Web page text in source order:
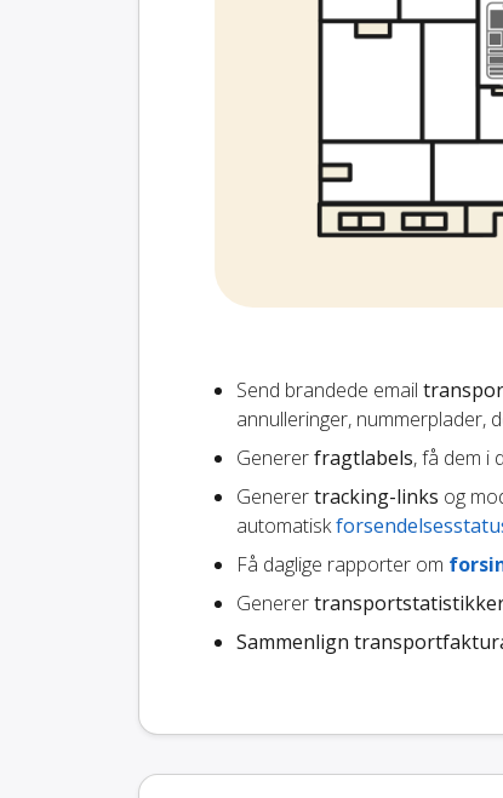
Send brandede email
annulleringer, nummerplader,
Genererfragtlabels, få dem i
Generertracking-links og
automatisk
Få daglige rapporter om
Generer
Sammenlign